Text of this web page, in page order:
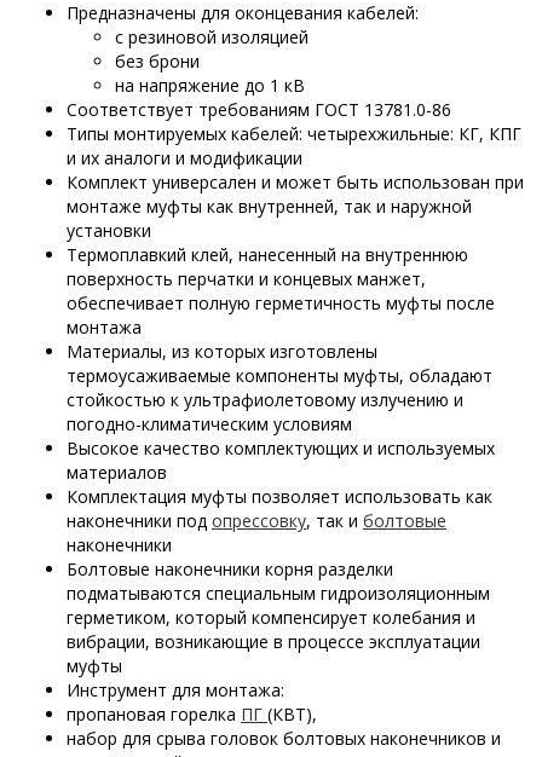
Предназначены для оконцевания кабелей:
с резиновой изоляцией
без брони
на напряжение до 1 кВ
Соответствует требованиям ГОСТ 13781.0-86
Типы монтируемых кабелей: четырехжильные: КГ, КПГ
и их аналоги и модификации
Комплект универсален и может быть использован при
монтаже муфты как внутренней, так и наружной
установки
Термоплавкий клей, нанесенный на внутреннюю
поверхность перчатки и концевых манжет,
обеспечивает полную герметичность муфты после
монтажа
Материалы, из которых изготовлены
термоусаживаемые компоненты муфты, обладают
стойкостью к ультрафиолетовому излучению и
погодно-климатическим условиям
Высокое качество комплектующих и используемых
материалов
Комплектация муфты позволяет использовать как
наконечники под опрессовку, так и болтовые
наконечники
Болтовые наконечники корня разделки
подматываются специальным гидроизоляционным
герметиком, который компенсирует колебания и
вибрации, возникающие в процессе эксплуатации
муфты
Инструмент для монтажа:
пропановая горелка ПГ (КВТ),
набор для срыва головок болтовых наконечников и